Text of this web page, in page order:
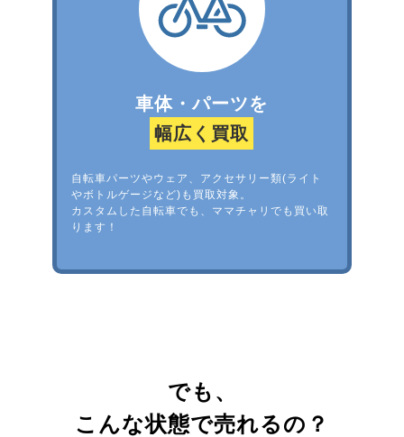
車体・パーツを
幅広く買取
自転車パーツやウェア、アクセサリー類(ライト
やボトルゲージなど)も買取対象。
カスタムした自転車でも、ママチャリでも買い取
ります！
でも、
こんな状態で売れるの？